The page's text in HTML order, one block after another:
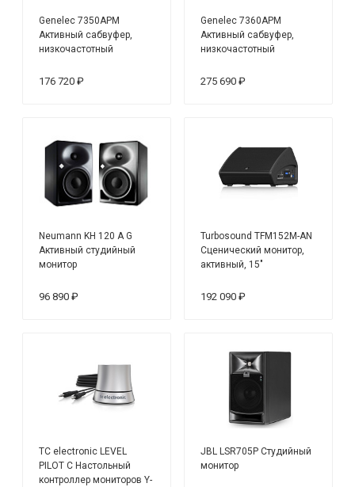
Genelec 7350APM
Активный сабвуфер,
низкочастотный
176 720 ₽
Genelec 7360APM
Активный сабвуфер,
низкочастотный
275 690 ₽
Neumann KH 120 A G
Активный студийный
монитор
96 890 ₽
Turbosound TFM152M-AN
Сценический монитор,
активный, 15"
192 090 ₽
TC electronic LEVEL
PILOT C Настольный
контроллер мониторов Y-
JBL LSR705P Студийный
монитор